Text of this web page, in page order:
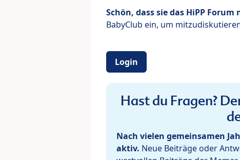
Schön, dass sie das HiPP
BabyClub ein, um
Login
Hast du Fragen?
Nach vielen gemeinsamen
aktiv. Neue Beiträge oder